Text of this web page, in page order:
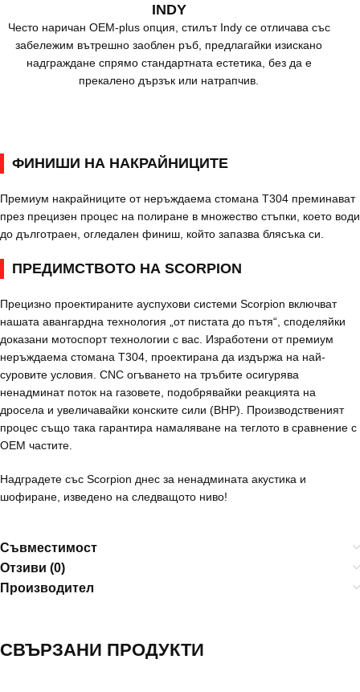
INDY
Често наричан OEM-plus опция, стилът Indy се отличава със
забележим вътрешно заоблен ръб, предлагайки изискано
надграждане спрямо стандартната естетика, без да е
прекалено дързък или натрапчив.
ФИНИШИ НА НАКРАЙНИЦИТЕ
Премиум накрайниците от неръждаема стомана T304 преминават
през прецизен процес на полиране в множество стъпки, което води
до дълготраен, огледален финиш, който запазва блясъка си.
ПРЕДИМСТВОТО НА SCORPION
Прецизно проектираните ауспухови системи Scorpion включват
нашата авангардна технология „от пистата до пътя“, споделяйки
доказани мотоспорт технологии с вас. Изработени от премиум
неръждаема стомана T304, проектирана да издържа на най-
суровите условия. CNC огъването на тръбите осигурява
ненадминат поток на газовете, подобрявайки реакцията на
дросела и увеличавайки конските сили (BHP). Производственият
процес също така гарантира намаляване на теглото в сравнение с
OEM частите.
Надградете със Scorpion днес за ненадмината акустика и
шофиране, изведено на следващото ниво!
Съвместимост
Отзиви (0)
Производител
СВЪРЗАНИ ПРОДУКТИ